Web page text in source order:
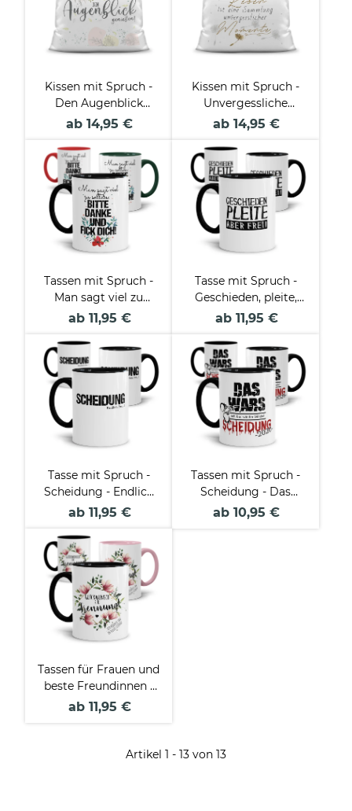
Kissen mit Spruch -
Den Augenblick
genießen
ab 14,95 €
Kissen mit Spruch -
Unvergessliche
Momente
ab 14,95 €
Tassen mit Spruch -
Man sagt viel zu
selten Bitte und
ab 11,95 €
Tasse mit Spruch -
Geschieden, pleite,
aber frei! - Innen &
ab 11,95 €
Tasse mit Spruch -
Scheidung - Endlich
frei! - Innen & Henkel
ab 11,95 €
Tassen mit Spruch -
Scheidung - Das
wars!
ab 10,95 €
Tassen für Frauen und
beste Freundinnen -
Glückwunsch zur
ab 11,95 €
Artikel 1 - 13 von 13